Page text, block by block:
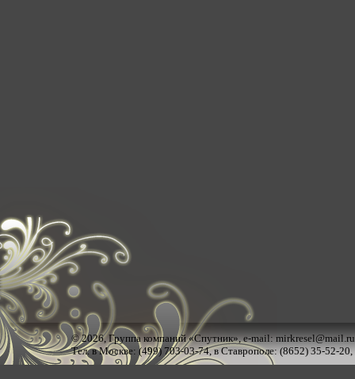
© 2026,Группа компаний «Спутник», e-mail:mirkresel@mail.ru
Тел. в Москве: (499) 703-03-74, в Ставрополе: (8652) 35-52-